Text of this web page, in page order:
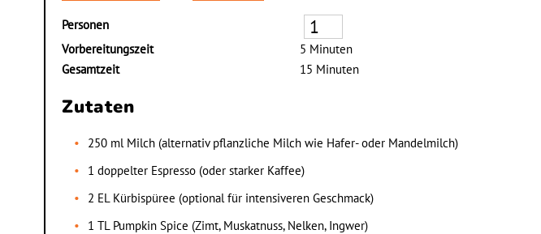
Personen
Vorbereitungszeit
5 Minuten
Gesamtzeit
15 Minuten
Zutaten
250 ml Milch (alternativ pflanzliche Milch wie Hafer- oder Mandelmilch)
1 doppelter Espresso (oder starker Kaffee)
2 EL Kürbispüree (optional für intensiveren Geschmack)
1 TL Pumpkin Spice (Zimt, Muskatnuss, Nelken, Ingwer)